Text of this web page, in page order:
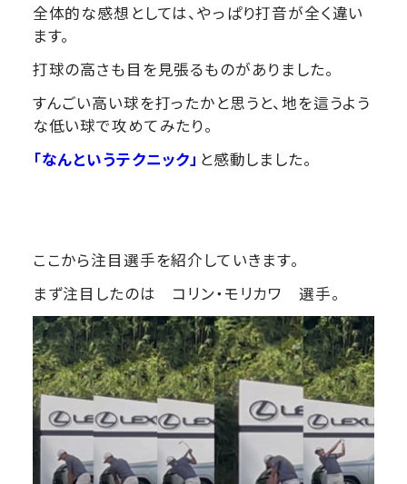
全体的な感想としては、やっぱり打音が全く違い
ます。
打球の高さも目を見張るものがありました。
すんごい高い球を打ったかと思うと、地を這うよう
な低い球で攻めてみたり。
「なんというテクニック」 と感動しました。
ここから注目選手を紹介していきます。
まず注目したのは コリン・モリカワ 選手。